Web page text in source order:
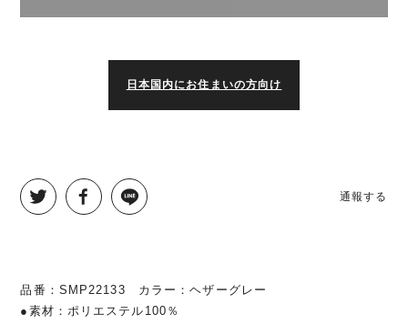
日本国内にお住まいの方向け
通報する
品番：SMP22133 カラー：ヘザーグレー
●素材：ポリエステル100％